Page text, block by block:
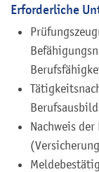
Erforderliche
Nachweis